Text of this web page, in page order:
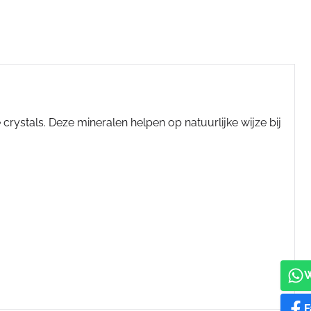
Deze mineralen helpen op natuurlijke wijze bij